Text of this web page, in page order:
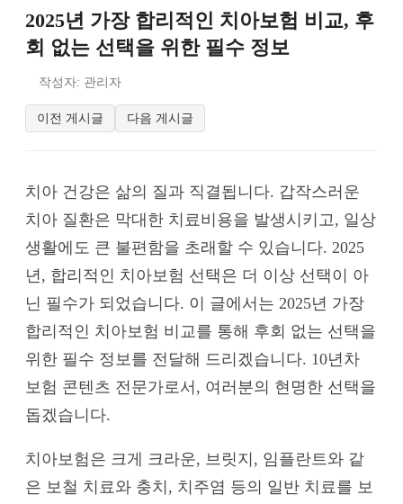
2025년 가장 합리적인 치아보험 비교, 후
회 없는 선택을 위한 필수 정보
작성자: 관리자
이전 게시글 다음 게시글
치아 건강은 삶의 질과 직결됩니다. 갑작스러운
치아 질환은 막대한 치료비용을 발생시키고, 일상
생활에도 큰 불편함을 초래할 수 있습니다. 2025
년, 합리적인 치아보험 선택은 더 이상 선택이 아
닌 필수가 되었습니다. 이 글에서는 2025년 가장
합리적인 치아보험 비교를 통해 후회 없는 선택을
위한 필수 정보를 전달해 드리겠습니다. 10년차
보험 콘텐츠 전문가로서, 여러분의 현명한 선택을
돕겠습니다.
치아보험은 크게 크라운, 브릿지, 임플란트와 같
은 보철 치료와 충치, 치주염 등의 일반 치료를 보